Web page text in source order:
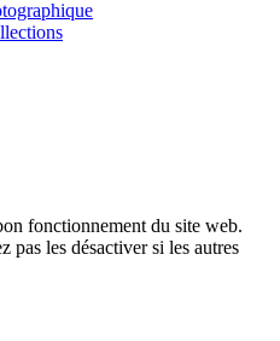
fonctionnement du site web.
pas les désactiver si les autres